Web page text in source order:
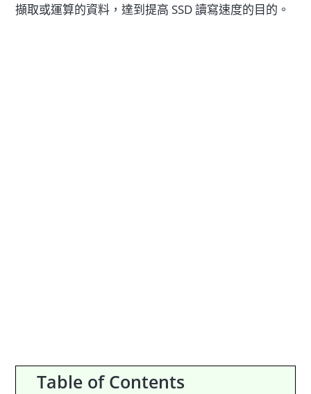
擷取或運算的資料，達到提高 SSD 讀寫速度的目的。
Table of Contents